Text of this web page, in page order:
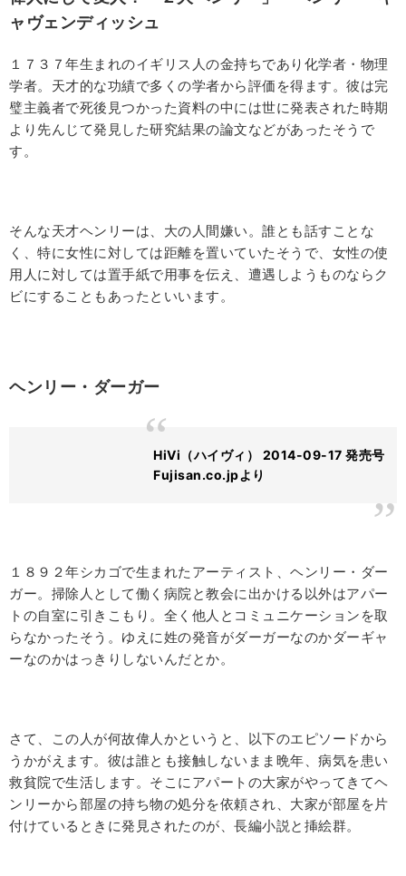
ャヴェンディッシュ
１７３７年生まれのイギリス人の金持ちであり化学者・物理
学者。天才的な功績で多くの学者から評価を得ます。彼は完
璧主義者で死後見つかった資料の中には世に発表された時期
より先んじて発見した研究結果の論文などがあったそうで
す。
そんな天才ヘンリーは、大の人間嫌い。誰とも話すことな
く、特に女性に対しては距離を置いていたそうで、女性の使
用人に対しては置手紙で用事を伝え、遭遇しようものならク
ビにすることもあったといいます。
ヘンリー・ダーガー
HiVi（ハイヴィ） 2014-09-17 発売号
Fujisan.co.jpより
１８９２年シカゴで生まれたアーティスト、ヘンリー・ダー
ガー。掃除人として働く病院と教会に出かける以外はアパー
トの自室に引きこもり。全く他人とコミュニケーションを取
らなかったそう。ゆえに姓の発音がダーガーなのかダーギャ
ーなのかはっきりしないんだとか。
さて、この人が何故偉人かというと、以下のエピソードから
うかがえます。彼は誰とも接触しないまま晩年、病気を患い
救貧院で生活します。そこにアパートの大家がやってきてヘ
ンリーから部屋の持ち物の処分を依頼され、大家が部屋を片
付けているときに発見されたのが、長編小説と挿絵群。